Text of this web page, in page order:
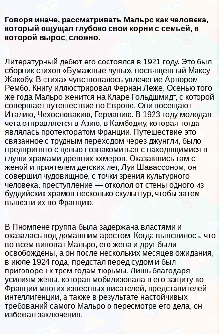
Говоря иначе, рассматривать Мальро как человека,
который ощущал глубоко свои корни с семьей, в
которой вырос, сложно.
Литературный дебют его состоялся в 1921 году. Это был
сборник стихов «Бумажные луны», посвященный Максу
Жакобу. В стихах чувствовалось увлечение Артюром
Рембо. Книгу иллюстрировал Фернан Леже. Осенью того
же года Мальро женится на Кларе Гольдшмидт, с которой
совершает путешествие по Европе. Они посещают
Италию, Чехословакию, Германию. В 1923 году молодая
чета отправляется в Азию, в Камбоджу, которая тогда
являлась протекторатом Франции. Путешествие это,
связанное с трудным переходом через джунгли, было
предпринято с целью познакомиться с находящимися в
глуши храмами древних кхмеров. Оказавшись там с
женой и приятелем детских лет, Луи Шавассоном, он
совершил чудовищное, с точки зрения культурного
человека, преступление — отколол от стены одного из
буддийских храмов несколько скульптур, чтобы затем
вывезти их во Францию.
В Пномпене группа была задержана властями и
оказалась под домашним арестом. Когда выяснилось, что
во всем виноват Мальро, его жена и друг были
освобождены, а он после нескольких месяцев ожидания,
в июле 1924 года, предстал перед судом и был
приговорен к трем годам тюрьмы. Лишь благодаря
усилиям жены, которая мобилизовала в его защиту во
Франции многих известных писателей, представителей
интеллигенции, а также в результате настойчивых
требований самого Мальро о пересмотре его дела, он
избежал заключения.